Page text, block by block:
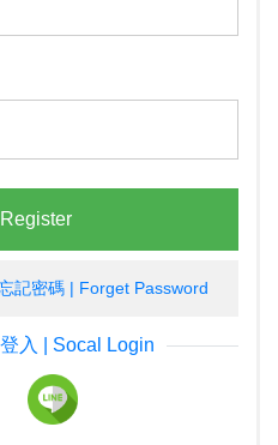
記密碼 | Forget Password
入 | Socal Login